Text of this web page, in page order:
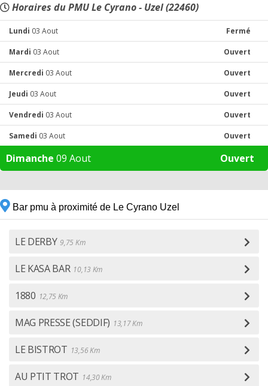
Horaires du PMU Le Cyrano - Uzel (22460)
Lundi 03 Aout Fermé
Mardi 03 Aout Ouvert
Mercredi 03 Aout Ouvert
Jeudi 03 Aout Ouvert
Vendredi 03 Aout Ouvert
Samedi 03 Aout Ouvert
Dimanche 09 Aout Ouvert
Bar pmu à proximité de Le Cyrano Uzel
LE DERBY 9,75 Km
LE KASA BAR 10,13 Km
1880 12,75 Km
MAG PRESSE (SEDDIF) 13,17 Km
LE BISTROT 13,56 Km
AU PTIT TROT 14,30 Km